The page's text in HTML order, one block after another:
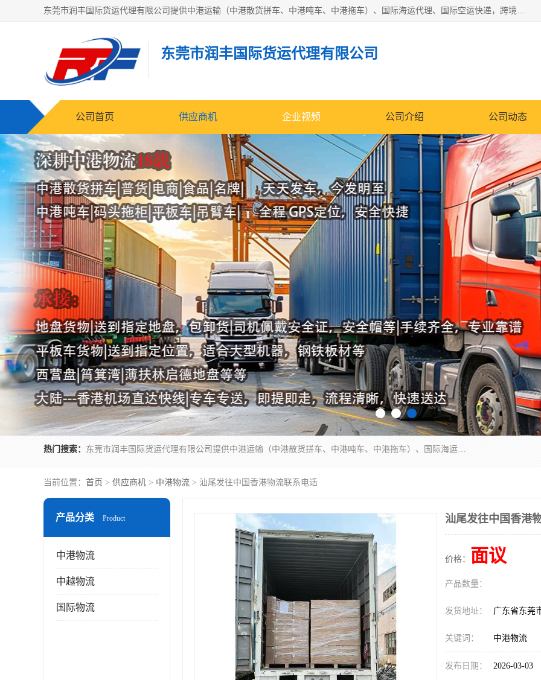
东莞市润丰国际货运代理有限公司提供中港运输（中港散货拼车、中港吨车、中港拖车）、国际海运代理、国际空运快递，跨境电商，亚马逊FBA，国内物流园服务，进出口报关，仓储，提供给客户整套运输解决方案和增值服务
东莞市润丰国际货运代理有限公司
公司首页 供应商机 企业视频 公司介绍 公司动态
热门搜索： 东莞市润丰国际货运代理有限公司提供中港运输（中港散货拼车、中港吨车、中港拖车）、国际海运代理、国际空运快递，跨境电商，亚马逊FBA，国内物流园服务，进出口报关，仓储，提供给客户整套运输解决方案和增值服务
当前位置： 首页 > 供应商机 > 中港物流 > 汕尾发往中国香港物流联系电话
产品分类 Product
中港物流
中越物流
国际物流
汕尾发往中国香港
价格： 面议
产品数量：
发货地址： 广东省东莞
关键词： 中港物流
发布日期： 2026-03-03